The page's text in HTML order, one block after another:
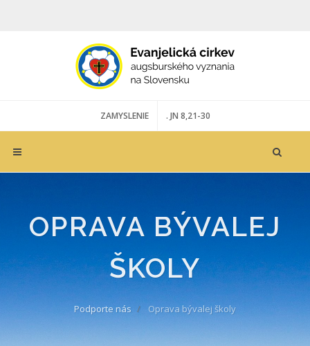
ZAMYSLENIE . JN 8,21-30
OPRAVA BÝVALEJ
ŠKOLY
Podporte nás Oprava bývalej školy